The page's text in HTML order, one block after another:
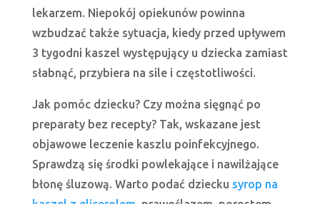
lekarzem. Niepokój opiekunów powinna
wzbudzać także sytuacja, kiedy przed upływem
3 tygodni kaszel występujący u dziecka zamiast
słabnąć, przybiera na sile i częstotliwości.
Jak pomóc dziecku? Czy można sięgnąć po
preparaty bez recepty? Tak, wskazane jest
objawowe leczenie kaszlu poinfekcyjnego.
Sprawdzą się środki powlekające i nawilżające
błonę śluzową. Warto podać dziecku syrop na